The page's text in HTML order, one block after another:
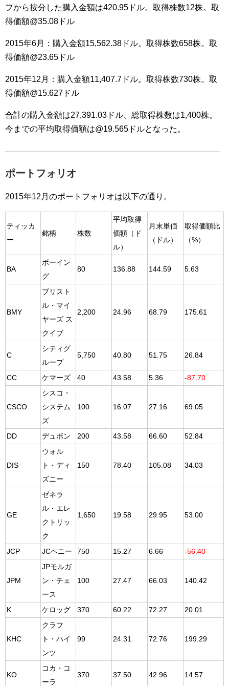
フから按分した購入金額は420.95ドル。取得株数12株。取
得価額@35.08ドル
2015年6月：購入金額15,562.38ドル。取得株数658株。取
得価額@23.65ドル
2015年12月：購入金額11,407.7ドル。取得株数730株。取
得価額@15.627ドル
合計の購入金額は27,391.03ドル、総取得株数は1,400株。
今までの平均取得価額は@19.565ドルとなった。
ポートフォリオ
2015年12月のポートフォリオは以下の通り。
ティッカ
ー
銘柄 株数
平均取得
価額（ド
ル）
月末単価
（ドル）
取得価額比
（%）
BA
ボーイン
グ
80 136.88 144.59 5.63
BMY
ブリスト
ル・マイ
ヤーズ ス
クイブ
2,200 24.96 68.79 175.61
C
シティグ
ループ
5,750 40.80 51.75 26.84
CC ケマーズ 40 43.58 5.36 -87.70
CSCO
シスコ・
システム
ズ
100 16.07 27.16 69.05
DD デュポン 200 43.58 66.60 52.84
DIS
ウォル
ト・ディ
ズニー
150 78.40 105.08 34.03
GE
ゼネラ
ル・エレ
クトリッ
ク
1,650 19.58 29.95 53.00
JCP JCペニー 750 15.27 6.66 -56.40
JPM
JPモルガ
ン・チェ
ース
100 27.47 66.03 140.42
K ケロッグ 370 60.22 72.27 20.01
KHC
クラフ
ト・ハイ
ンツ
99 24.31 72.76 199.29
KO
コカ・コ
ーラ
370 37.50 42.96 14.57